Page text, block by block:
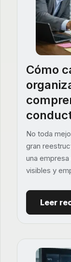
Cómo
No toda
gran
una
visibles y
Leer